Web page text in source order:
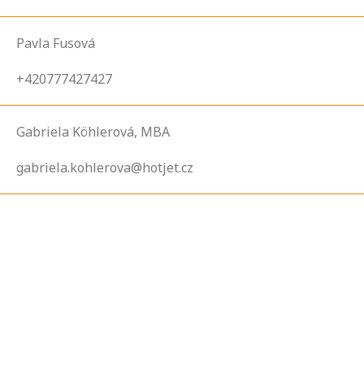
Pavla Fusová
+420777427427
Gabriela Köhlerová, MBA
gabriela.kohlerova@hotjet.cz